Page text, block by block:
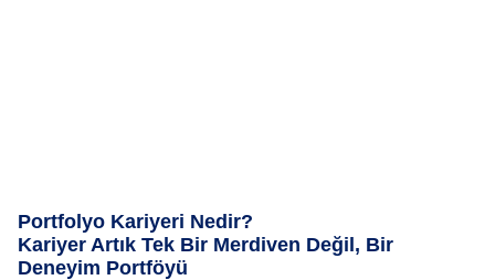
Portfolyo Kariyeri Nedir?
Kariyer Artık Tek Bir Merdiven Değil, Bir
Deneyim Portföyü